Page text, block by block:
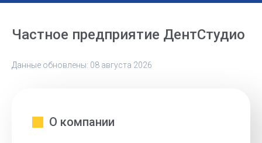
Частное предприятие ДентСтудио
Данные обновлены: 08 августа 2026
О компании